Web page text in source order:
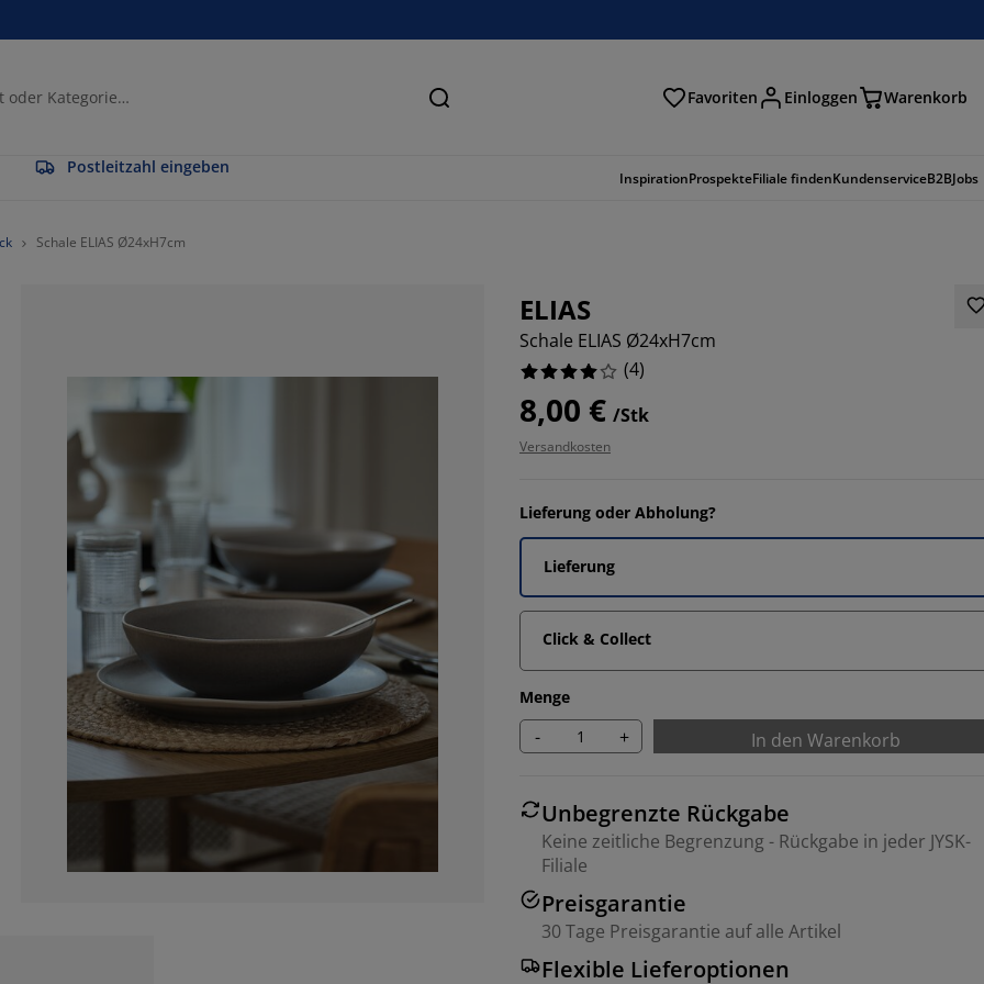
Suchen Favoriten Einloggen Warenkorb
Postleitzahl eingeben
InspirationProspekteFiliale findenKundenserviceB2BJobs
Schale ELIAS Ø24xH7cm
ELIAS
Schale ELIAS Ø24xH7cm
(4)
8,00 € /Stk
Versandkosten
Lieferung oder Abholung?
Lieferung
Click & Collect
Menge
- + In den Warenkorb
Unbegrenzte Rückgabe
Keine zeitliche Begrenzung - Rückgabe in jeder JYSK-
Filiale
Preisgarantie
30 Tage Preisgarantie auf alle Artikel
Flexible Lieferoptionen